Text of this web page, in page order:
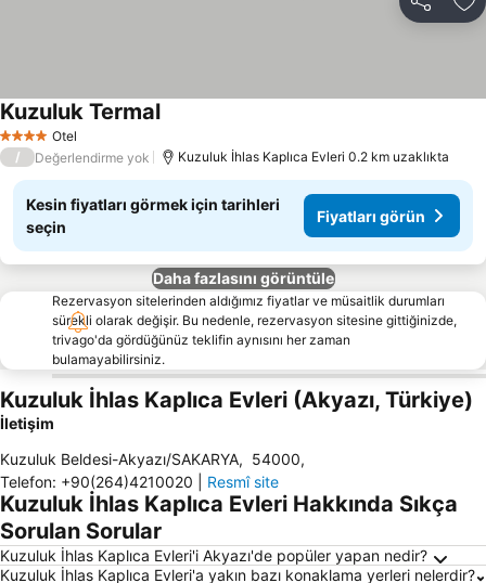
Paylaş
4 Yıldız Otel
Kuzuluk Termal
/ Değerlendirme yok Kuzuluk İhlas Kaplıca Evleri 0.2 km uzaklıkta
Kesin fiyatları görmek için tarihleri
seçin
Fiyatları görün
Daha fazlasını görüntüle
Rezervasyon sitelerinden aldığımız fiyatlar ve müsaitlik durumları
sürekli olarak değişir. Bu nedenle, rezervasyon sitesine gittiğinizde,
trivago'da gördüğünüz teklifin aynısını her zaman
bulamayabilirsiniz.
Kuzuluk İhlas Kaplıca Evleri (Akyazı, Türkiye)
İletişim
Kuzuluk Beldesi-Akyazı/SAKARYA, 54000,
Telefon: +90(264)4210020 Resmî site
Kuzuluk İhlas Kaplıca Evleri Hakkında Sıkça
Sorulan Sorular
Kuzuluk İhlas Kaplıca Evleri'i Akyazı'de popüler yapan nedir?
Kuzuluk İhlas Kaplıca Evleri'a yakın bazı konaklama yerleri nelerdir?